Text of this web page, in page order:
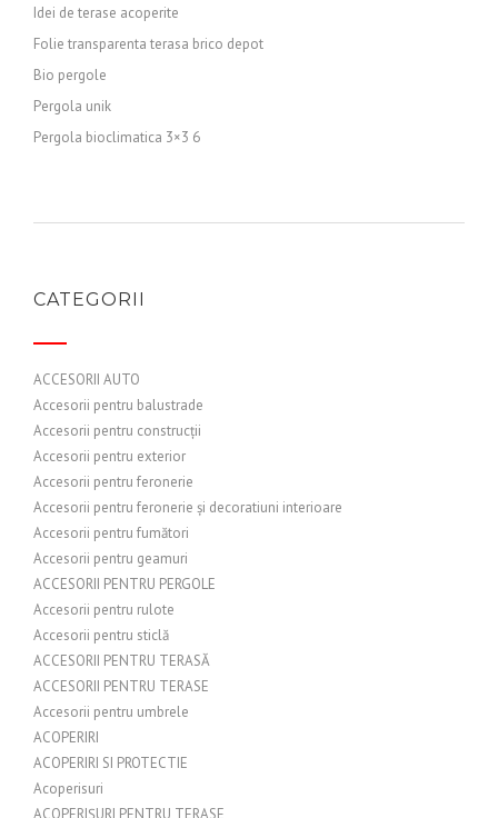
Idei de terase acoperite
Folie transparenta terasa brico depot
Bio pergole
Pergola unik
Pergola bioclimatica 3×3 6
CATEGORII
ACCESORII AUTO
Accesorii pentru balustrade
Accesorii pentru construcții
Accesorii pentru exterior
Accesorii pentru feronerie
Accesorii pentru feronerie și decoratiuni interioare
Accesorii pentru fumători
Accesorii pentru geamuri
ACCESORII PENTRU PERGOLE
Accesorii pentru rulote
Accesorii pentru sticlă
ACCESORII PENTRU TERASĂ
ACCESORII PENTRU TERASE
Accesorii pentru umbrele
ACOPERIRI
ACOPERIRI SI PROTECTIE
Acoperisuri
ACOPERIȘURI PENTRU TERASE